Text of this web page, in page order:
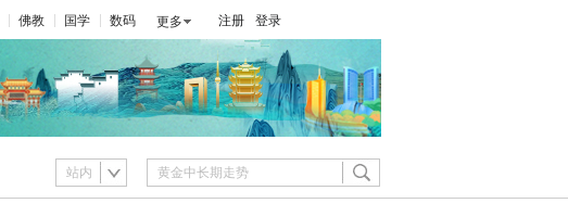
佛教 国学 数码 更多 注册 登录
站内